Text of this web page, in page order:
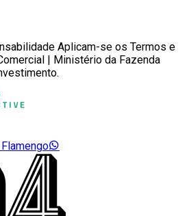
Aplicam-se os Termos e
| Ministério da Fazenda